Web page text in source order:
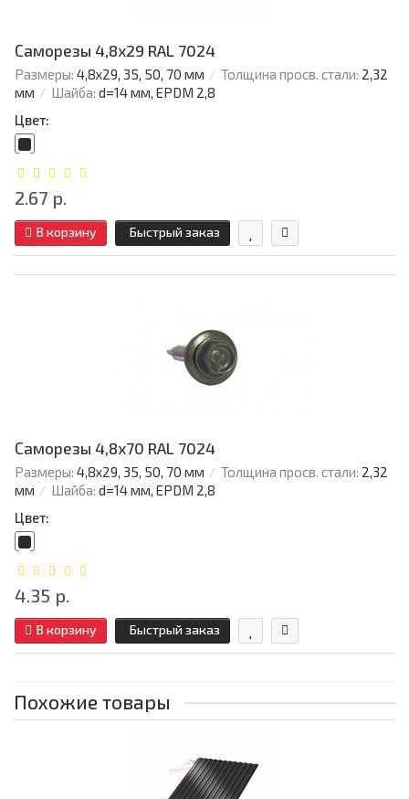
Саморезы 4,8х29 RAL 7024
Размеры: 4,8х29, 35, 50, 70 мм Толщина просв. стали: 2,32
мм
Шайба: d=14 мм, EPDM 2,8
Цвет:
2.67 р.
В корзину Быстрый заказ
Саморезы 4,8х70 RAL 7024
Размеры: 4,8х29, 35, 50, 70 мм Толщина просв. стали: 2,32
мм
Шайба: d=14 мм, EPDM 2,8
Цвет:
4.35 р.
В корзину Быстрый заказ
Похожие товары